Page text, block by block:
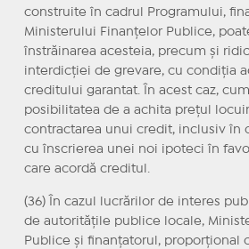
construite în cadrul Programului,
Ministerului Finanțelor Publice,
înstrăinarea acesteia, precum și
interdicției de grevare, cu condiția
creditului garantat. În acest caz,
posibilitatea de a achita prețul
contractarea unui credit, inclusiv în
cu înscrierea unei noi ipoteci în
care acordă creditul.
(36) În cazul lucrărilor de interes
de autoritățile publice locale,
Publice și finanțatorul, proporțional